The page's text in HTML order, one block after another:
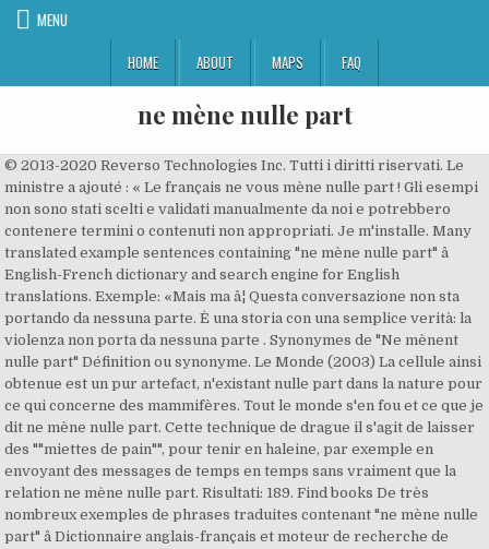
MENU
HOME
ABOUT MAPS FAQ
ne mène nulle part
© 2013-2020 Reverso Technologies Inc. Tutti i diritti riservati. Le
ministre a ajouté : « Le français ne vous mène nulle part ! Gli esempi
non sono stati scelti e validati manualmente da noi e potrebbero
contenere termini o contenuti non appropriati. Je m'installe. Many
translated example sentences containing "ne mène nulle part" â
English-French dictionary and search engine for English
translations. Exemple: «Mais ma â¦ Questa conversazione non sta
portando da nessuna parte. È una storia con una semplice verità: la
violenza non porta da nessuna parte . Synonymes de "Ne mènent
nulle part" Définition ou synonyme. Le Monde (2003) La cellule ainsi
obtenue est un pur artefact, n'existant nulle part dans la nature pour
ce qui concerne des mammifères. Tout le monde s'en fou et ce que je
dit ne mène nulle part. Cette technique de drague il s'agit de laisser
des ""miettes de pain"", pour tenir en haleine, par exemple en
envoyant des messages de temps en temps sans vraiment que la
relation ne mène nulle part. Risultati: 189. Find books De très
nombreux exemples de phrases traduites contenant "ne mène nulle
part" â Dictionnaire anglais-français et moteur de recherche de